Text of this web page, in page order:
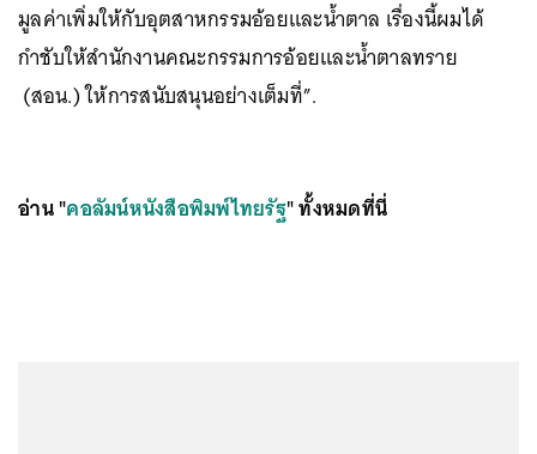
มูลค่าเพิ่มให้กับอุตสาหกรรมอ้อยและน้ำตาล เรื่องนี้ผมได้
กำชับให้สำนักงานคณะกรรมการอ้อยและน้ำตาลทราย
(สอน.) ให้การสนับสนุนอย่างเต็มที่”.
อ่าน "คอลัมน์หนังสือพิมพ์ไทยรัฐ" ทั้งหมดที่นี่